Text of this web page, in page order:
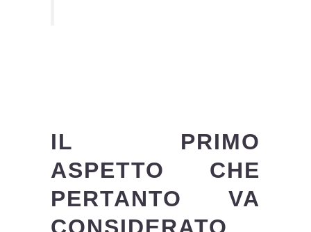
IL PRIMO
ASPETTO CHE
PERTANTO VA
CONSIDERATO